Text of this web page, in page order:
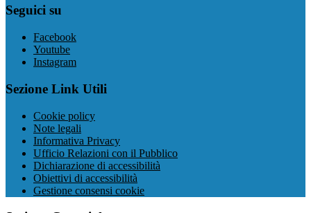
Seguici su
Facebook
Youtube
Instagram
Sezione Link Utili
Cookie policy
Note legali
Informativa Privacy
Ufficio Relazioni con il Pubblico
Dichiarazione di accessibilità
Obiettivi di accessibilità
Gestione consensi cookie